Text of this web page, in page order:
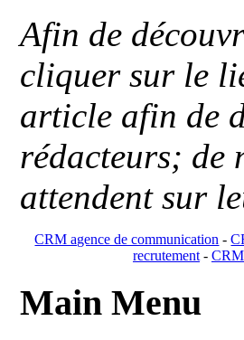
Afin de
cliquer sur le
article afin de
rédacteurs; de
attendent sur
CRM agence de communication -
recrutement-
Main Menu